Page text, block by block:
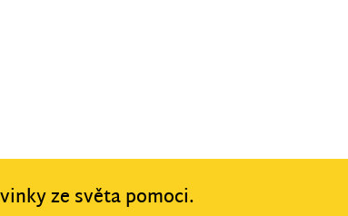
ze světa pomoci.